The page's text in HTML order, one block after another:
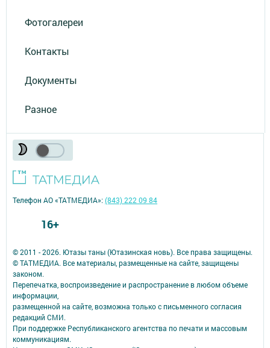
Фотогалереи
Контакты
Документы
Разное
© 2011 - 2026. Ютазы таны (Ютазинская новь). Все права защищены.
© ТАТМЕДИА. Все материалы, размещенные на сайте, защищены
законом.
Перепечатка, воспроизведение и распространение в любом объеме
информации,
размещенной на сайте, возможна только с письменного согласия
редакций СМИ.
При поддержке Республиканского агентства по печати и массовым
коммуникациям.
Телефон АО «ТАТМЕДИА»:(843) 222 09 84
16+